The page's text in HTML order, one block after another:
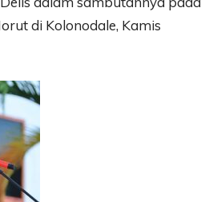
di Kolonodale, Kamis